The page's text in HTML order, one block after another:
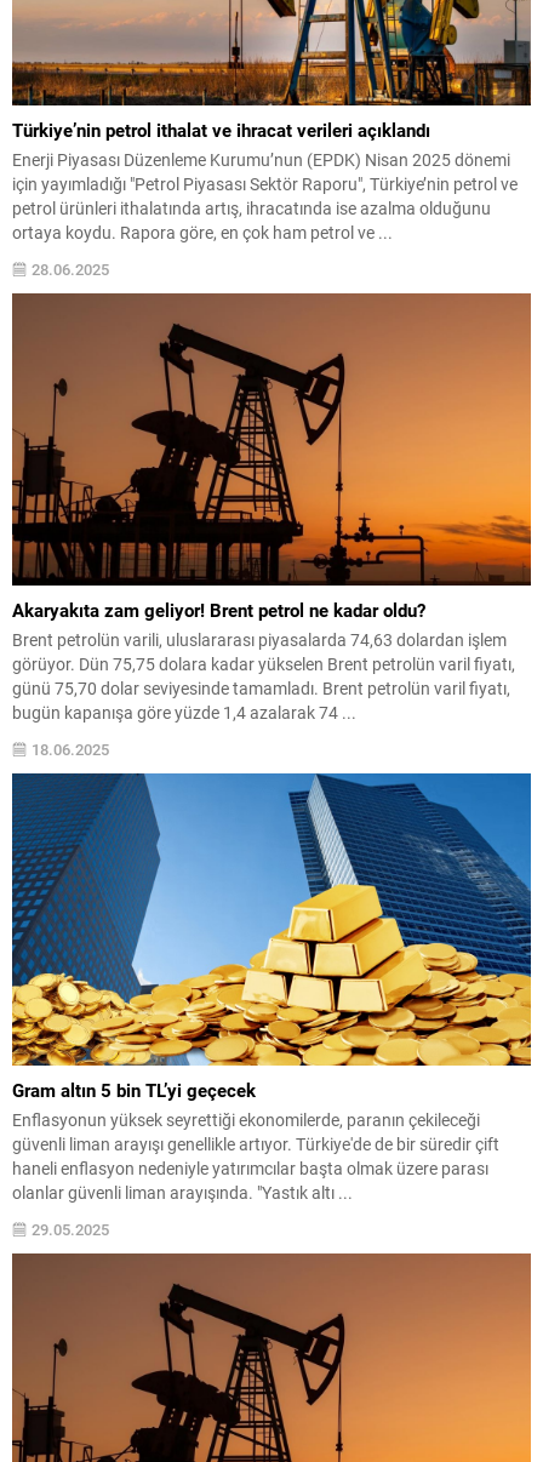
Türkiye’nin petrol ithalat ve ihracat verileri açıklandı
Enerji Piyasası Düzenleme Kurumu’nun (EPDK) Nisan 2025 dönemi
için yayımladığı "Petrol Piyasası Sektör Raporu", Türkiye’nin petrol ve
petrol ürünleri ithalatında artış, ihracatında ise azalma olduğunu
ortaya koydu. Rapora göre, en çok ham petrol ve ...
28.06.2025
Akaryakıta zam geliyor! Brent petrol ne kadar oldu?
Brent petrolün varili, uluslararası piyasalarda 74,63 dolardan işlem
görüyor. Dün 75,75 dolara kadar yükselen Brent petrolün varil fiyatı,
günü 75,70 dolar seviyesinde tamamladı. Brent petrolün varil fiyatı,
bugün kapanışa göre yüzde 1,4 azalarak 74 ...
18.06.2025
Gram altın 5 bin TL’yi geçecek
Enflasyonun yüksek seyrettiği ekonomilerde, paranın çekileceği
güvenli liman arayışı genellikle artıyor. Türkiye'de de bir süredir çift
haneli enflasyon nedeniyle yatırımcılar başta olmak üzere parası
olanlar güvenli liman arayışında. "Yastık altı ...
29.05.2025